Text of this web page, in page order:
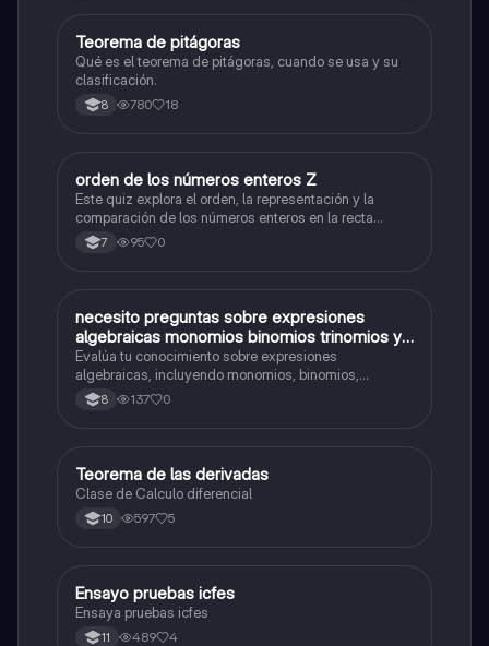
Matemáticas
Teorema de pitágoras
Qué es el teorema de pitágoras, cuando se usa y su
clasificación.
8 780 18
OMatemáticas
orden de los números enteros Z
Este quiz explora el orden, la representación y la
comparación de los números enteros en la recta
numérica.
7 95 0
NMatemáticas
necesito preguntas sobre expresiones
algebraicas monomios binomios trinomios y
polinomios operaciones con polinomios
grado absoluto y un término grado absoluto
de un polinomio grado relativo de un
Evalúa tu conocimiento sobre expresiones
algebraicas, incluyendo monomios, binomios,
trinomios, polinomios y operaciones con polinomios.
8 137 0
Matemáticas
Teorema de las derivadas
Clase de Calculo diferencial
10 597 5
Matemáticas
Ensayo pruebas icfes
Ensaya pruebas icfes
11 489 4